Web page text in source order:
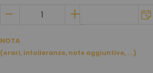
NOTA
(orari, intolleranze, note aggiuntive, ...)